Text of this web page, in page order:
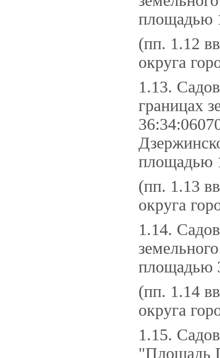
площадью
(пп. 1.12
округа
1.13.
границах
площадью
(пп. 1.13
округа
1.14.
площадью
(пп. 1.14
округа
1.15.
"Площадь